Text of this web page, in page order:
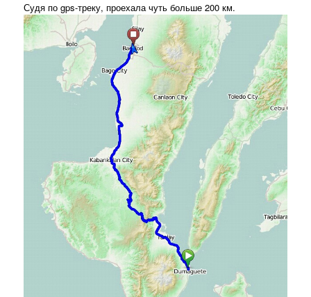
Судя по gps-треку, проехала чуть больше 200 км.